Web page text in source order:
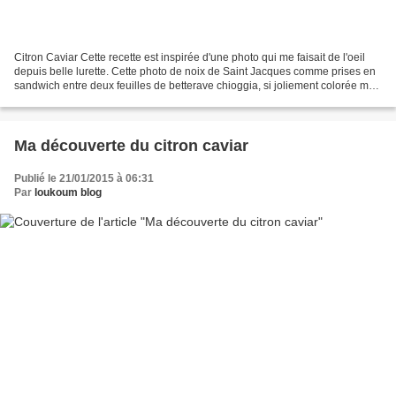
Citron Caviar Cette recette est inspirée d'une photo qui me faisait de l'oeil
depuis belle lurette. Cette photo de noix de Saint Jacques comme prises en
sandwich entre deux feuilles de betterave chioggia, si joliement colorée me
Ma découverte du citron caviar
Publié le 21/01/2015 à 06:31
Par loukoum blog